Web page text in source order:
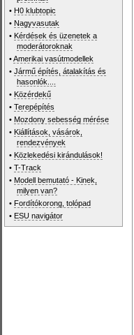
• H0 klubtopic
• Nagyvasutak
• Kérdések és üzenetek a
moderátoroknak
•Amerikai vasútmodellek
•Jármű építés, átalakítás és
hasonlók....
• Közérdekű
•Terepépítés
• Mozdony sebesség mérése
• Kiállítások, vásárok,
rendezvények
• Közlekedési kirándulások!
•T-Track
• Modell bemutató - Kinek,
milyen van?
• Fordítókorong, tolópad
• ESU navigátor